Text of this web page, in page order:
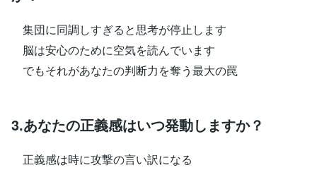
集団に同調しすぎると思考が停止します
脳は安心のために空気を読んでいます
でもそれがあなたの判断力を奪う最大の罠
3.あなたの正義感はいつ発動しますか？
正義感は時に攻撃の言い訳になる